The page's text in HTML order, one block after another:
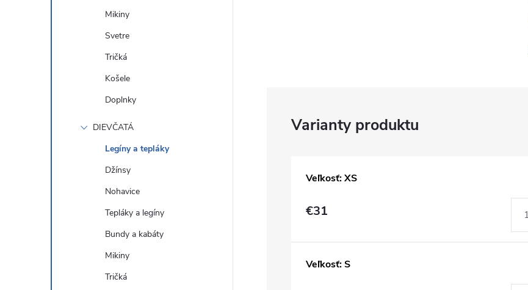
Mikiny
Svetre
Tričká
Košele
Doplnky
DIEVČATÁ
Legíny a tepláky
Džínsy
Nohavice
Tepláky a legíny
Bundy a kabáty
Mikiny
Tričká
Veľkosť: XS
€31
Veľkosť: S